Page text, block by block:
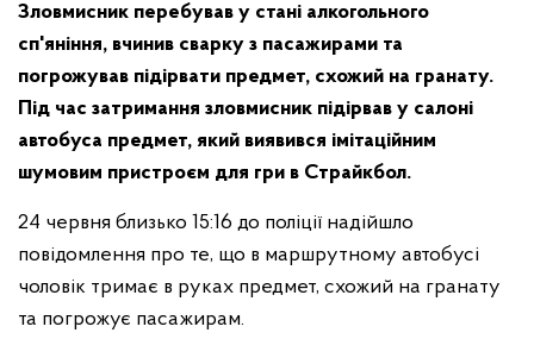
Зловмисник перебував у стані алкогольного
сп'яніння, вчинив сварку з пасажирами та
погрожував підірвати предмет, схожий на гранату.
Під час затримання зловмисник підірвав у салоні
автобуса предмет, який виявився імітаційним
шумовим пристроєм для гри в Страйкбол.
24 червня близько 15:16 до поліції надійшло
повідомлення про те, що в маршрутному автобусі
чоловік тримає в руках предмет, схожий на гранату
та погрожує пасажирам.